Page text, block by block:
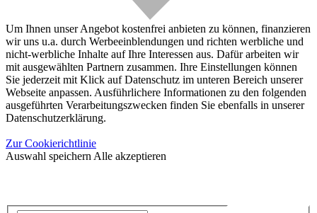
Um Ihnen unser Angebot kostenfrei anbieten zu können, finanzieren
wir uns u.a. durch Werbeeinblendungen und richten werbliche und
nicht-werbliche Inhalte auf Ihre Interessen aus. Dafür arbeiten wir
mit ausgewählten Partnern zusammen. Ihre Einstellungen können
Sie jederzeit mit Klick auf Datenschutz im unteren Bereich unserer
Webseite anpassen. Ausführlichere Informationen zu den folgenden
ausgeführten Verarbeitungszwecken finden Sie ebenfalls in unserer
Datenschutzerklärung.
Zur Cookierichtlinie
Auswahl speichern Alle akzeptieren